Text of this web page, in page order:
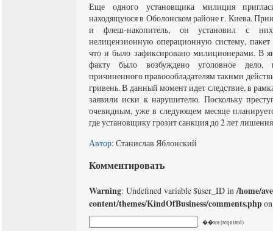
Еще одного установщика милиция
находящуюся в Оболонском районе г. Киева.
и флеш-накопитель, он установил с
нелицензионную операционную систему,
что и было зафиксировано милиционерами. В
факту было возбуждено уголовное дело,
причиненного правоообладателям такими
гривень. В данный момент идет следствие, в
заявили иски к нарушителю. Поскольку
очевидным, уже в следующем месяце
где установщику грозит санкция до 2 лет
Автор: Станислав Яблонский
Комментировать
Warning: Undefined variable $user_ID in/home/
content/themes/KindOfBusiness/comments.php
��мя (required)